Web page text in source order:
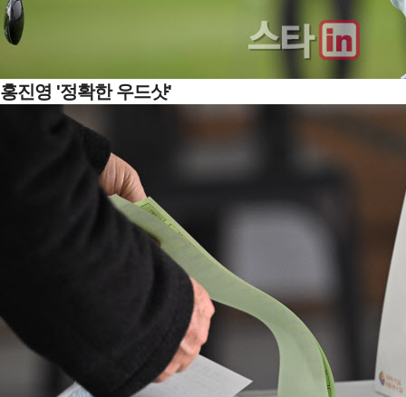
홍진영 '정확한 우드샷'